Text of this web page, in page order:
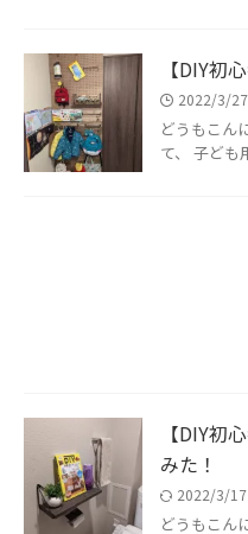
【DIY初
2022/3/27
どうもこん
て、 子ども
【DIY初
みた！
2022/3/17
どうもこん